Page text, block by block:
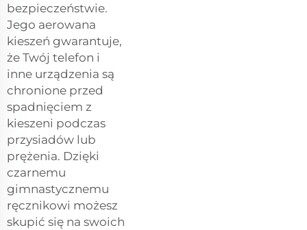
bezpieczeństwie.
Jego aerowana
kieszeń gwarantuje,
że Twój telefon i
inne urządzenia są
chronione przed
spadnięciem z
kieszeni podczas
przysiadów lub
prężenia. Dzięki
czarnemu
gimnastycznemu
ręcznikowi możesz
skupić się na swoich